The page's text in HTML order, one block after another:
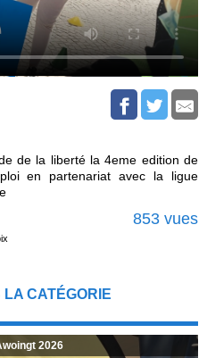
de la liberté la 4eme edition de
en partenariat avec la ligue
853 vues
CATÉGORIE
2026